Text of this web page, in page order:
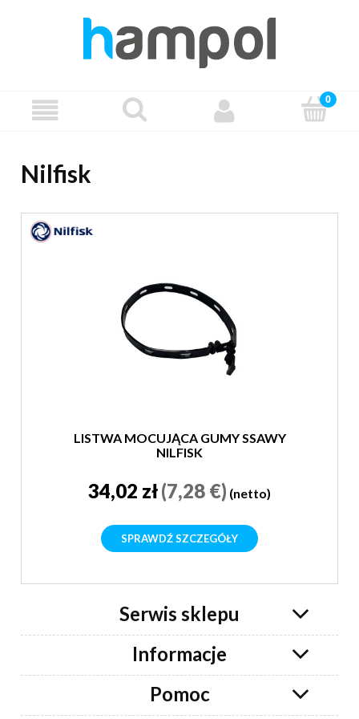
Nilfisk
LISTWA MOCUJĄCA GUMY SSAWY
NILFISK
34,02 zł(7,28 €) (netto)
SPRAWDŹ SZCZEGÓŁY
Serwis sklepu
Informacje
Pomoc